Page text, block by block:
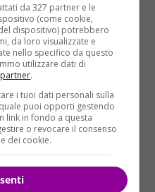
da Carla Raineri
scorso dette
Post,
o sarebbe
2016 – è la versione di
” di persone in grado di
i
della
destro
da 327 partner e le
(come cookie,
dispositivo) potrebbero
da loro visualizzate e
nello specifico da questo
utilizzare dati di
.
i tuoi dati personali sulla
puoi opporti gestendo
link in fondo a questa
o revocare il consenso
dei cookie.